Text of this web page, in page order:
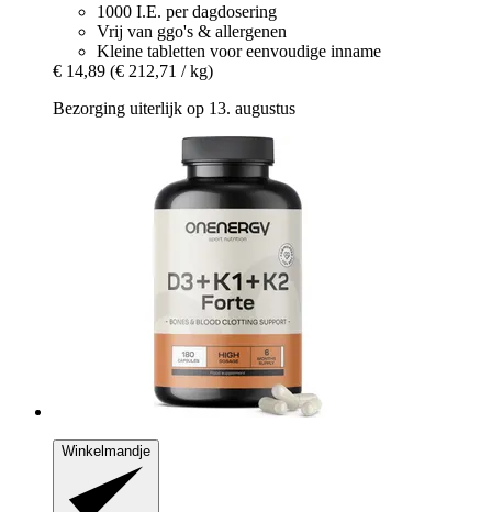
1000 I.E. per dagdosering
Vrij van ggo's & allergenen
Kleine tabletten voor eenvoudige inname
€ 14,89 (€ 212,71 / kg)
Bezorging uiterlijk op 13. augustus
Winkelmandje